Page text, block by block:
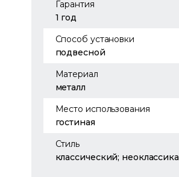
Гарантия
1 год
Способ установки
подвесной
Материал
металл
Место использования
гостиная
Стиль
классический; неоклассика